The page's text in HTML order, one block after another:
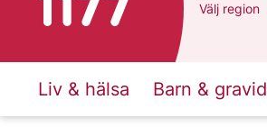
Välj region
Liv & hälsa Barn & gravid